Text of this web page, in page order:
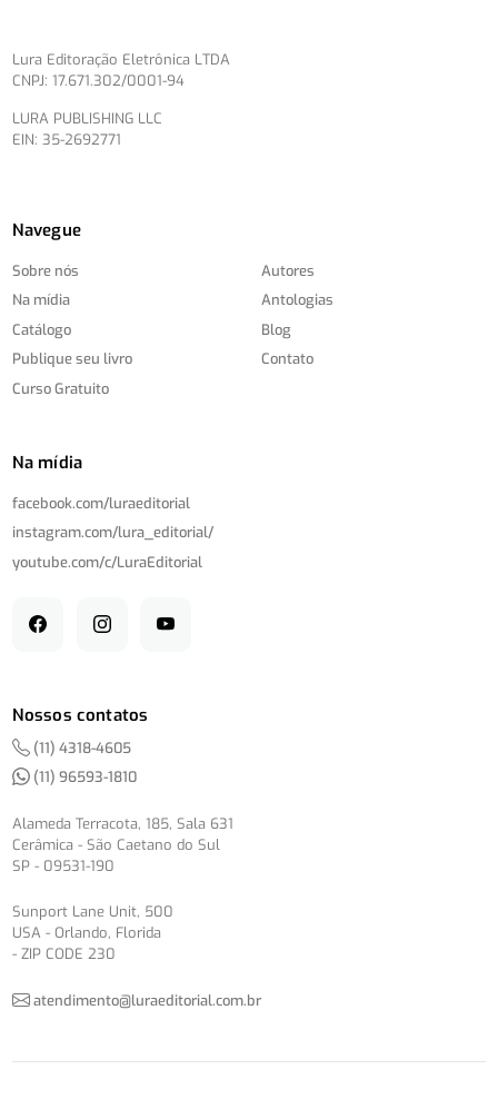
Lura Editoração Eletrônica LTDA
CNPJ: 17.671.302/0001-94
LURA PUBLISHING LLC
EIN: 35-2692771
Navegue
Sobre nós
Na mídia
Catálogo
Publique seu livro
Curso Gratuito
Autores
Antologias
Blog
Contato
Na mídia
facebook.com/luraeditorial
instagram.com/lura_editorial/
youtube.com/c/LuraEditorial
Nossos contatos
(11) 4318-4605
(11) 96593-1810
Alameda Terracota, 185, Sala 631
Cerâmica - São Caetano do Sul
SP - 09531-190
Sunport Lane Unit, 500
USA - Orlando, Florida
- ZIP CODE 230
atendimento@luraeditorial.com.br